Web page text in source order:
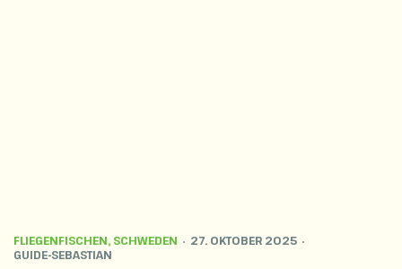
FLIEGENFISCHEN, SCHWEDEN
27. OKTOBER 2025
GUIDE-SEBASTIAN